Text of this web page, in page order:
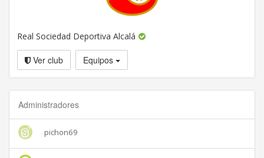
Real Sociedad Deportiva Alcalá
Ver club Equipos
Administradores
pichon69